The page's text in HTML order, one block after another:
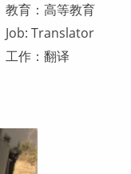
教育：高等教育
Job: Translator
工作：翻译